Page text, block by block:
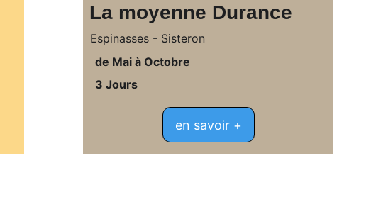
La moyenne Durance
Espinasses - Sisteron
de Mai à Octobre
3 Jours
en savoir +